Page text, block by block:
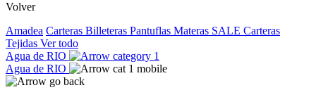
Volver
Amadea Carteras Billeteras Pantuflas Materas SALE Carteras
Tejidas Ver todo
Agua de RIO
Agua de RIO